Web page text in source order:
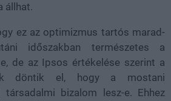
állhat.
ez az optimizmus tartós marad-
időszakban természetes a
de az Ipsos értékelése szerint a
döntik el, hogy a mostani
társadalmi bizalom lesz-e. Ehhez